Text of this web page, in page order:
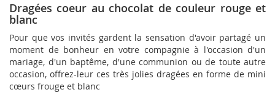
Dragées coeur au chocolat de couleur rouge et
blanc
Pour que vos invités gardent la sensation d'avoir partagé un
moment de bonheur en votre compagnie à l'occasion d'un
mariage, d'un baptême, d'une communion ou de toute autre
occasion, offrez-leur ces très jolies dragées en forme de mini
cœurs frouge et blanc